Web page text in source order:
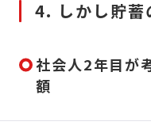
4. しかし貯蓄
社会人2年目が
額